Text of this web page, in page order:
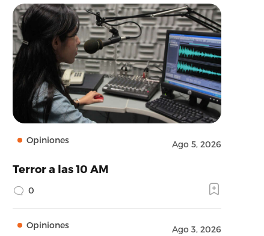
Opiniones Ago 5, 2026
Terror a las 10 AM
0
Opiniones Ago 3, 2026